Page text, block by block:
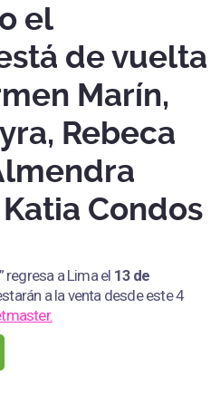
el
de vuelta
Marín,
Rebeca
Condos
regresa a Lima el 13 de
a la venta desde este 4